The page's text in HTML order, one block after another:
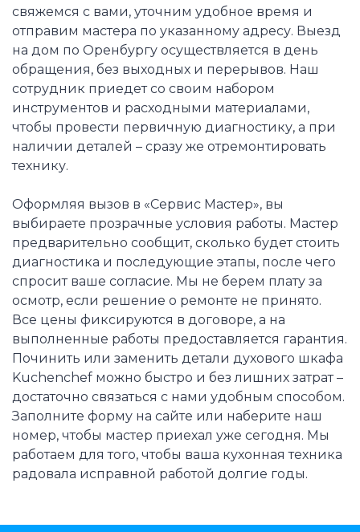
свяжемся с вами, уточним удобное время и
отправим мастера по указанному адресу. Выезд
на дом по Оренбургу осуществляется в день
обращения, без выходных и перерывов. Наш
сотрудник приедет со своим набором
инструментов и расходными материалами,
чтобы провести первичную диагностику, а при
наличии деталей – сразу же отремонтировать
технику.
Оформляя вызов в «Сервис Мастер», вы
выбираете прозрачные условия работы. Мастер
предварительно сообщит, сколько будет стоить
диагностика и последующие этапы, после чего
спросит ваше согласие. Мы не берем плату за
осмотр, если решение о ремонте не принято.
Все цены фиксируются в договоре, а на
выполненные работы предоставляется гарантия.
Починить или заменить детали духового шкафа
Kuchenchef можно быстро и без лишних затрат –
достаточно связаться с нами удобным способом.
Заполните форму на сайте или наберите наш
номер, чтобы мастер приехал уже сегодня. Мы
работаем для того, чтобы ваша кухонная техника
радовала исправной работой долгие годы.